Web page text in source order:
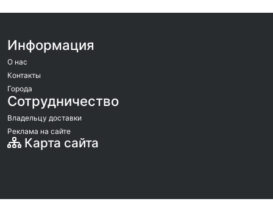
Информация
О нас
Контакты
Города
Сотрудничество
Владельцу доставки
Реклама на сайте
Карта сайта